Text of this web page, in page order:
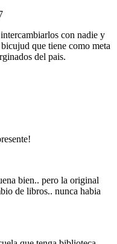
con nadie y
que tiene como meta
del pais.
bien.. pero la original
de libros.. nunca habia